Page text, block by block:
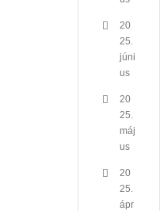
20
25.
júni
us
20
25.
máj
us
20
25.
ápr